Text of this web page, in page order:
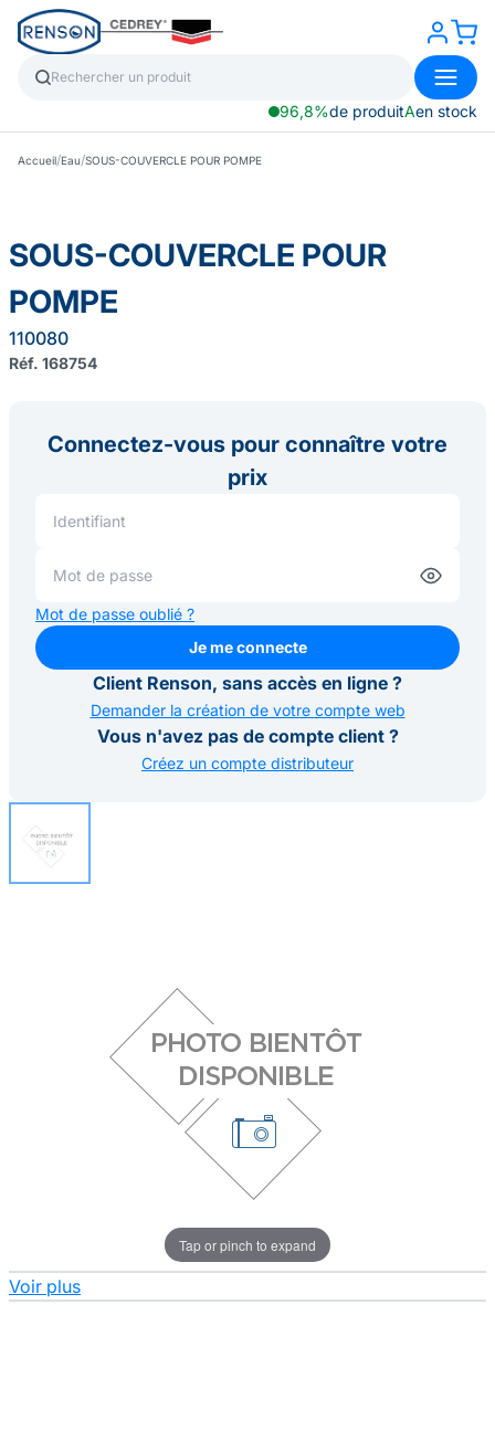
96,8%de produitAen stock
Accueil/Eau/SOUS-COUVERCLE POUR POMPE
Tap or pinch to expand
Voir plus
SOUS-COUVERCLE POUR
POMPE
110080
Réf. 168754
Connectez-vous pour connaître votre
prix
Mot de passe oublié ?
Je me connecte
Je me connecte
Client Renson, sans accès en ligne ?
Demander la création de votre compte web
Vous n'avez pas de compte client ?
Créez un compte distributeur